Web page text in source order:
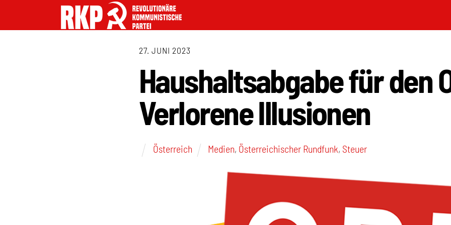
27. JUNI 2023
Haushaltsabgabe für den
Verlorene Illusionen
Österreich Medien, Österreichischer Rundfunk, Steuer